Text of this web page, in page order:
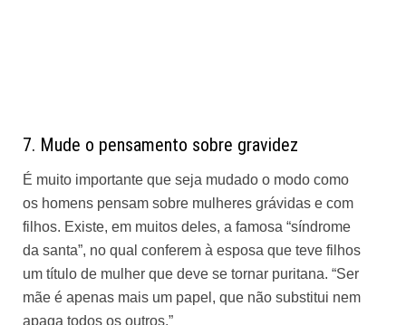
7. Mude o pensamento sobre gravidez
É muito importante que seja mudado o modo como
os homens pensam sobre mulheres grávidas e com
filhos. Existe, em muitos deles, a famosa “síndrome
da santa”, no qual conferem à esposa que teve filhos
um título de mulher que deve se tornar puritana. “Ser
mãe é apenas mais um papel, que não substitui nem
apaga todos os outros.”